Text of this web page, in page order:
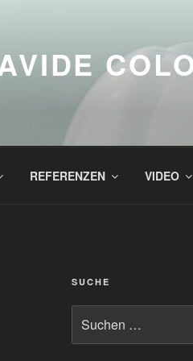
REFERENZEN VIDEO
SUCHE
nach: